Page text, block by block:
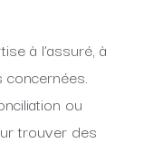
à l’assuré, à
concernées.
ou
trouver des